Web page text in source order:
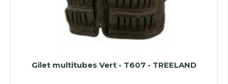
Gilet multitubes Vert - T607 - TREELAND